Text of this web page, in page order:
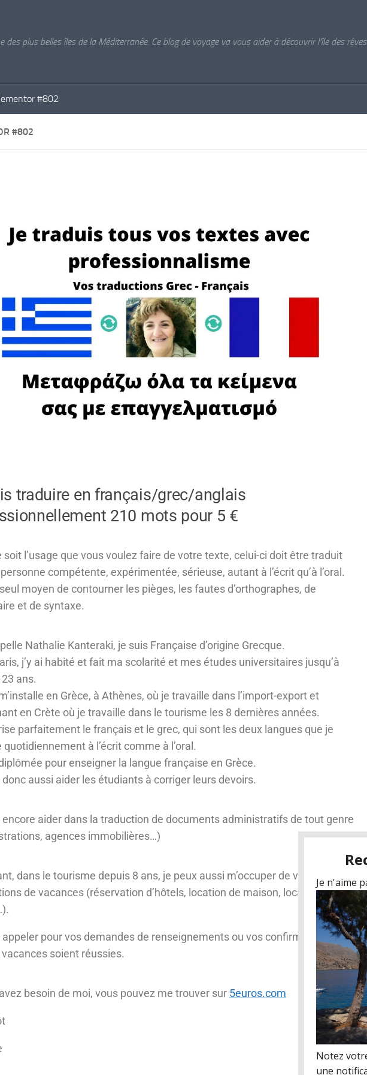
des plus belles îles de la Méditerranée. Ce blog de voyage va vous aider à découvrir l'île des rêves
#802
#802
traduire en français/grec/anglais
210 mots pour 5 €
soit l’usage que vous voulez faire de votre texte, celui-ci doit être traduit
compétente, expérimentée, sérieuse, autant à l’écrit qu’à l’oral.
seul moyen de contourner les pièges, les fautes d’orthographes, de
et de syntaxe.
Nathalie Kanteraki, je suis Française d’origine Grecque.
j’y ai habité et fait ma scolarité et mes études universitaires jusqu’à
23 ans.
en Grèce, à Athènes, où je travaille dans l’import-export et
en Crète où je travaille dans le tourisme les 8 dernières années.
parfaitement le français et le grec, qui sont les deux langues que je
quotidiennement à l’écrit comme à l’oral.
pour enseigner la langue française en Grèce.
aussi aider les étudiants à corriger leurs devoirs.
aider dans la traduction de documents administratifs de tout genre
agences immobilières…)
dans le tourisme depuis 8 ans, je peux aussi m’occuper de vos
de vacances (réservation d’hôtels, location de maison, location de
pour vos demandes de renseignements ou vos confirmations pour
soient réussies.
besoin de moi, vous pouvez me trouver sur 5euros.com